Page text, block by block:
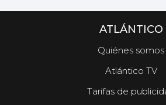
ATLÁNTICO
Quiénes somos
Atlántico TV
Tarifas de